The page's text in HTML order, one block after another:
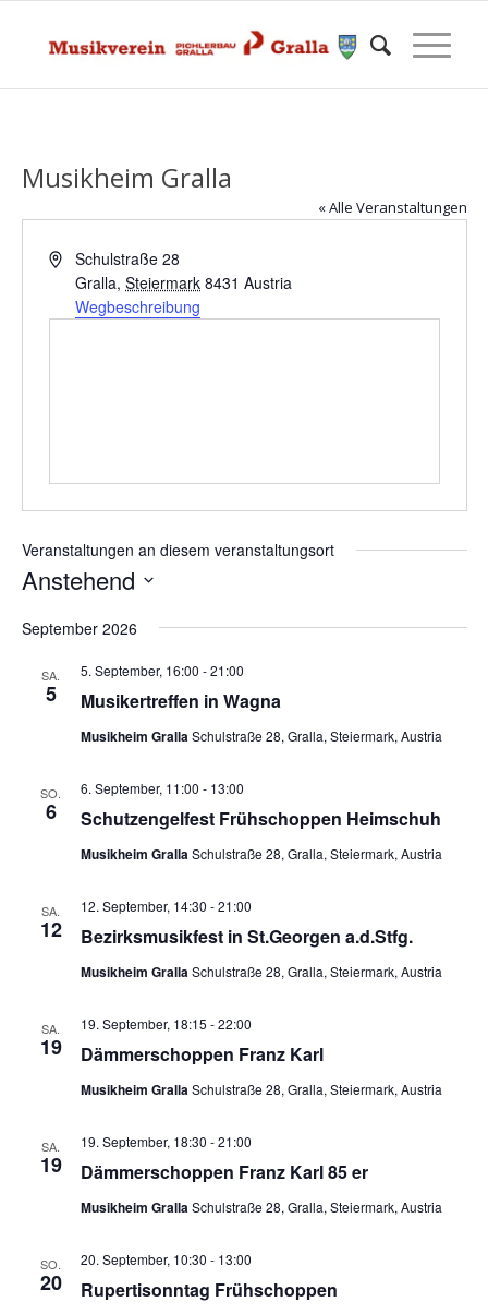
Musikheim Gralla
« Alle Veranstaltungen
AdresseSchulstraße 28
Gralla, Steiermark 8431 Austria
Wegbeschreibung
Veranstaltungen an diesem veranstaltungsort
Anstehend
wählen.
September 2026
SA.
5 Musikertreffen in Wagna
5. September, 16:00 -21:00
Musikheim GrallaSchulstraße 28, Gralla, Steiermark, Austria
SO.
6 Schutzengelfest Frühschoppen Heimschuh
6. September, 11:00 - 13:00
Musikheim GrallaSchulstraße 28, Gralla, Steiermark, Austria
SA.
12 Bezirksmusikfest in St.Georgen a.d.Stfg.
12. September, 14:30 -21:00
Musikheim GrallaSchulstraße 28, Gralla, Steiermark, Austria
SA.
19 Dämmerschoppen Franz Karl
19. September, 18:15 -22:00
Musikheim GrallaSchulstraße 28, Gralla, Steiermark, Austria
SA.
19 Dämmerschoppen Franz Karl 85 er
19. September, 18:30 -21:00
Musikheim GrallaSchulstraße 28, Gralla, Steiermark, Austria
SO.
20 Rupertisonntag Frühschoppen
20. September, 10:30 - 13:00